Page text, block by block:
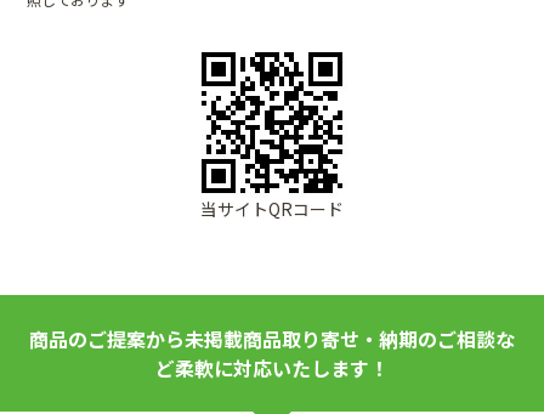
当サイトQRコード
商品のご提案から未掲載商品取り寄せ・納期のご相談な
ど柔軟に対応いたします！